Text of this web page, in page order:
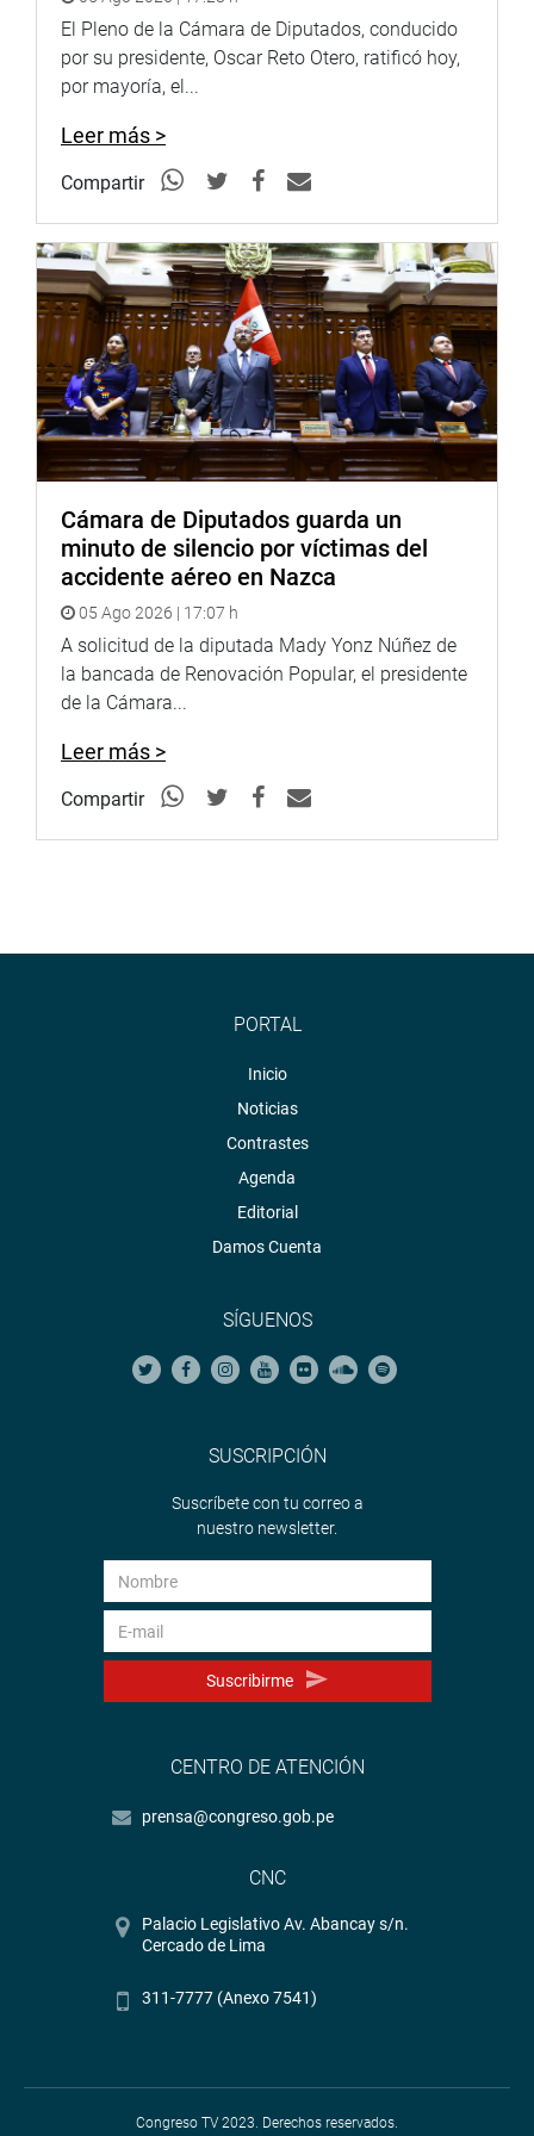
Mathews Salazar indicó que se estima que en el 2025 se
trabajen con todas las regiones.
En cuanto al impacto social, dijo el ministro, se ha llegado
a 150 organizaciones: 63 cooperativas, 36 asociaciones y
41 empresas en cuanto a tipo de organizaciones; y se ha
beneficiado a 10 mil familias.
Luego de las consultas y solicitud de precisiones
realizadas por los congresistas Jorge Montoya Manrique
(RP) y Hernando Guerra García Campos (FP), el
funcionario aseguró que se piensa en otros rubros, como
metalmecánica, artesanías, se ha ingresado a textiles
(hay un plan piloto con Gamarra), pesca para consumo
humano, y otros 14 rubros.
Finalmente, la congresista Amuruz Dulanto informó a los
miembros de la Comisión Especial Mientras dure su
permanencia en la Mesa Directiva del Congreso, asumirá
la conducción el vicepresidente Jorge Montoya Manrique
y en la secretaría Carlos Alva Rojas.
OFICINA DE COMUNICACIONES E IMAGEN
INSTITUCIONAL
El Pleno de la Cámara de Diputados, conducido
por su presidente, Oscar Reto Otero, ratificó hoy,
por mayoría, el...
Leer más >
Compartir
Cámara de Diputados guarda un
minuto de silencio por víctimas del
accidente aéreo en Nazca
05 Ago 2026 | 17:07 h
A solicitud de la diputada Mady Yonz Núñez de
la bancada de Renovación Popular, el presidente
de la Cámara...
Leer más >
Compartir
PORTAL
Inicio
Noticias
Contrastes
Agenda
Editorial
Damos Cuenta
SÍGUENOS
SUSCRIPCIÓN
Suscríbete con tu correo a
nuestro newsletter.
Suscribirme
CENTRO DE ATENCIÓN
prensa@congreso.gob.pe
CNC
Palacio Legislativo Av. Abancay s/n.
Cercado de Lima
311-7777 (Anexo 7541)
Congreso TV 2023. Derechos reservados.